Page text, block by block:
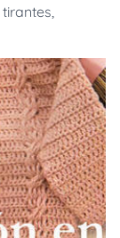
tirantes,